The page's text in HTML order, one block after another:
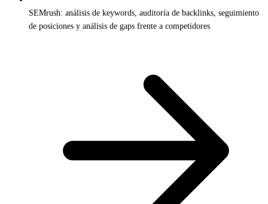
SEMrush: análisis de keywords, auditoría de backlinks, seguimiento
de posiciones y análisis de gaps frente a competidores